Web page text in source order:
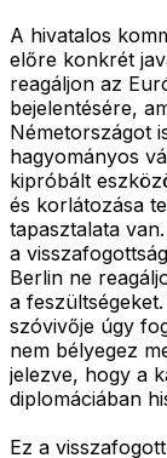
A hivatalos
előre konkrét
reagáljon az
bejelentésére,
Németországot
hagyományos
kipróbált
és korlátozása
tapasztalata
a
Berlin ne
a
szóvivője úgy
nem bélyegez
jelezve, hogy a
diplomáciában
Ez a